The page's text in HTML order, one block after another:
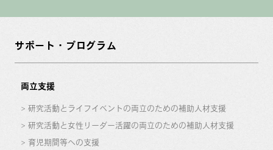
サポート・プログラム
両立支援
研究活動とライフイベントの両立のための補助人材支援
研究活動と女性リーダー活躍の両立のための補助人材支援
育児期間等への支援